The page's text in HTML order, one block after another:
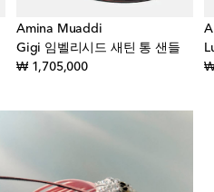
Amina Muaddi
Gigi 임벨리시드 새틴 통 샌들
₩ 1,705,000original price
₩